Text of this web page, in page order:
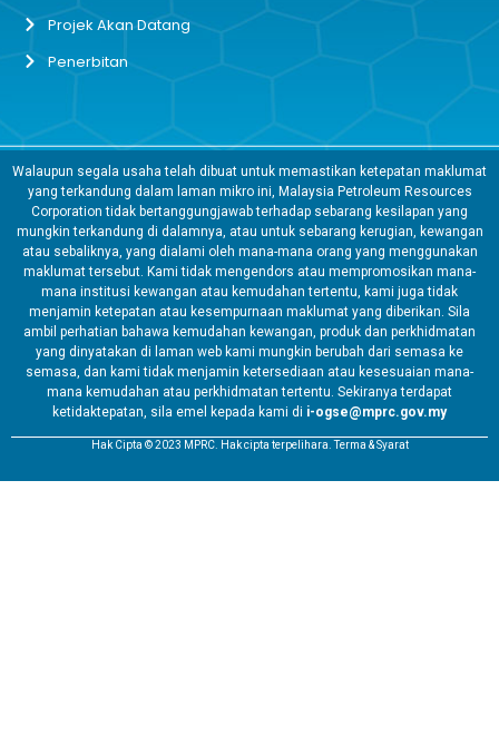
Projek Akan Datang
Penerbitan
Walaupun segala usaha telah dibuat untuk memastikan ketepatan maklumat
yang terkandung dalam laman mikro ini, Malaysia Petroleum Resources
Corporation tidak bertanggungjawab terhadap sebarang kesilapan yang
mungkin terkandung di dalamnya, atau untuk sebarang kerugian, kewangan
atau sebaliknya, yang dialami oleh mana-mana orang yang menggunakan
maklumat tersebut. Kami tidak mengendors atau mempromosikan mana-
mana institusi kewangan atau kemudahan tertentu, kami juga tidak
menjamin ketepatan atau kesempurnaan maklumat yang diberikan. Sila
ambil perhatian bahawa kemudahan kewangan, produk dan perkhidmatan
yang dinyatakan di laman web kami mungkin berubah dari semasa ke
semasa, dan kami tidak menjamin ketersediaan atau kesesuaian mana-
mana kemudahan atau perkhidmatan tertentu. Sekiranya terdapat
ketidaktepatan, sila emel kepada kami di i-ogse@mprc.gov.my
Hak Cipta © 2023 MPRC. Hak cipta terpelihara. Terma & Syarat